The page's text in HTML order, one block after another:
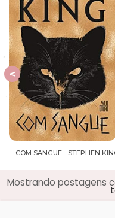
COM SANGUE - STEPHEN
Mostrando postagens